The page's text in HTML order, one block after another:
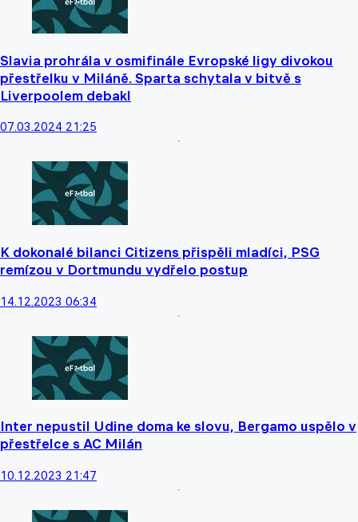
Slavia prohrála v osmifinále Evropské ligy divokou
přestřelku v Miláně. Sparta schytala v bitvě s
Liverpoolem debakl
07.03.2024 21:25
K dokonalé bilanci Citizens přispěli mladíci, PSG
remízou v Dortmundu vydřelo postup
14.12.2023 06:34
Inter nepustil Udine doma ke slovu, Bergamo uspělo v
přestřelce s AC Milán
10.12.2023 21:47